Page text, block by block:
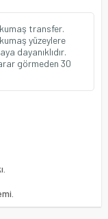
transfer.
yüzeylere
dayanıklıdır.
görmeden 30